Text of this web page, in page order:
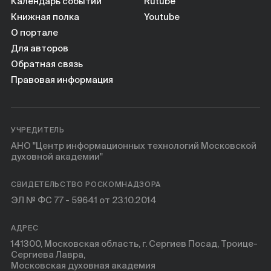
Книжная полка
О портале
Для авторов
Обратная связь
Правовая информация
Youtube
УЧРЕДИТЕЛЬ
АНО "Центр информационных технологий Московской
духовной академии"
СВИДЕТЕЛЬСТВО РОСКОМНАДЗОРА
ЭЛ № ФС 77 - 59641 от 23.10.2014
АДРЕС
141300, Московская область, г. Сергиев Посад, Троице-
Сергиева Лавра,
Московская духовная академия